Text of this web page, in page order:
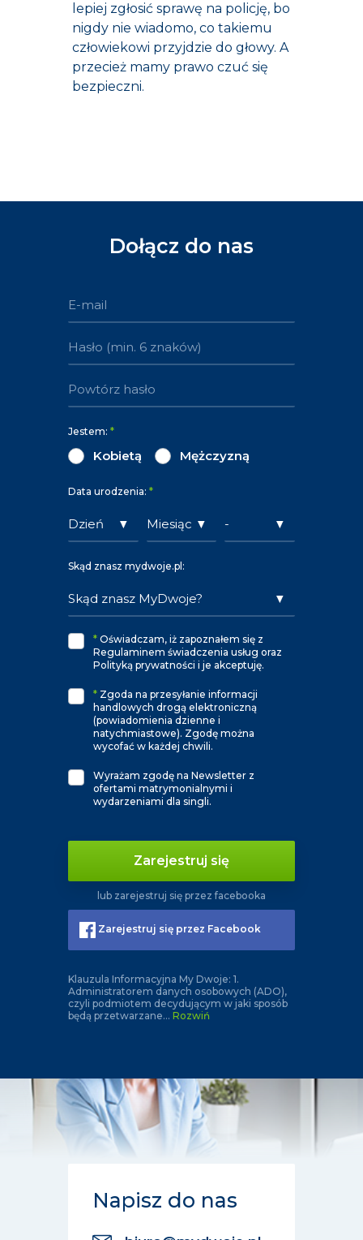
lepiej zgłosić sprawę na policję, bo
nigdy nie wiadomo, co takiemu
człowiekowi przyjdzie do głowy. A
przecież mamy prawo czuć się
bezpieczni.
Dołącz do nas
Jestem: *
Kobietą Mężczyzną
Data urodzenia: *
Skąd znasz mydwoje.pl:
* Oświadczam, iż zapoznałem się z
Regulaminem świadczenia usług oraz
Polityką prywatności i je akceptuję.
* Zgoda na przesyłanie informacji
handlowych drogą elektroniczną
(powiadomienia dzienne i
natychmiastowe). Zgodę można
wycofać w każdej chwili.
Wyrażam zgodę na Newsletter z
ofertami matrymonialnymi i
wydarzeniami dla singli.
Zarejestruj się
lub zarejestruj się przez facebooka
Zarejestruj się przez Facebook
Klauzula Informacyjna My Dwoje: 1.
Administratorem danych osobowych (ADO),
czyli podmiotem decydującym w jaki sposób
będą przetwarzane... Rozwiń
Napisz do nas